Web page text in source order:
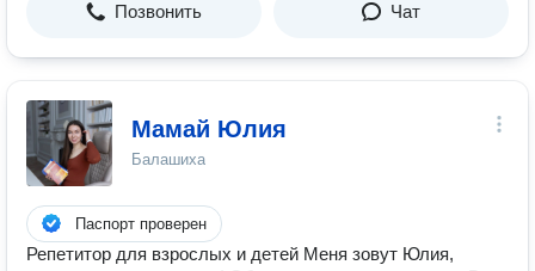
Позвонить Чат
Мамай Юлия
Балашиха
Паспорт проверен
Репетитор для взрослых и детей Меня зовут Юлия,